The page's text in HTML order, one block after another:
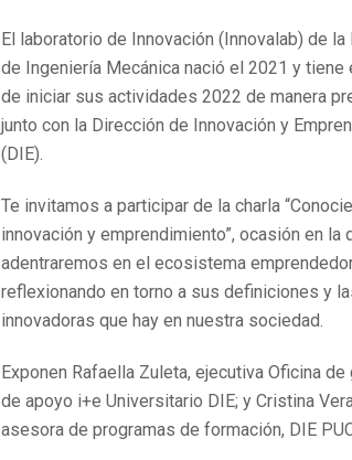
El laboratorio de Innovación (Innovalab) de la
de Ingeniería Mecánica nació el 2021 y tiene
de iniciar sus actividades 2022 de manera
junto con la Dirección de Innovación y
(DIE).
Te invitamos a participar de la charla
innovación y emprendimiento”, ocasión en la
adentraremos en el ecosistema
reflexionando en torno a sus definiciones y
innovadoras que hay en nuestra sociedad.
Exponen Rafaella Zuleta, ejecutiva Oficina
de apoyo i+e Universitario DIE; y Cristina
asesora de programas de formación, DIE